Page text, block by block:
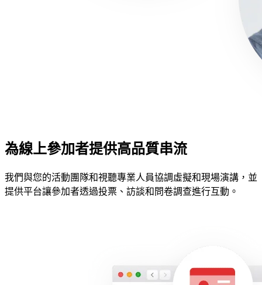
為線上參加者提供高品質串流
我們與您的活動團隊和視聽專業人員協調虛擬和現場演講，並
提供平台讓參加者透過投票、訪談和問卷調查進行互動。